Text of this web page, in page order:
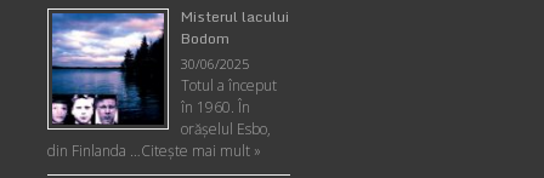
Misterul lacului
Bodom
30/06/2025
Totul a început
în 1960. În
orășelul Esbo,
din Finlanda …Citește mai mult »